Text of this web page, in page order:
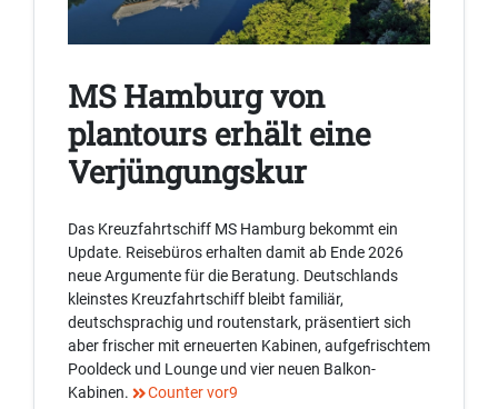
MS Hamburg von
plantours erhält eine
Verjüngungskur
Das Kreuzfahrtschiff MS Hamburg bekommt ein
Update. Reisebüros erhalten damit ab Ende 2026
neue Argumente für die Beratung. Deutschlands
kleinstes Kreuzfahrtschiff bleibt familiär,
deutschsprachig und routenstark, präsentiert sich
aber frischer mit erneuerten Kabinen, aufgefrischtem
Pooldeck und Lounge und vier neuen Balkon-
Kabinen.
Counter vor9